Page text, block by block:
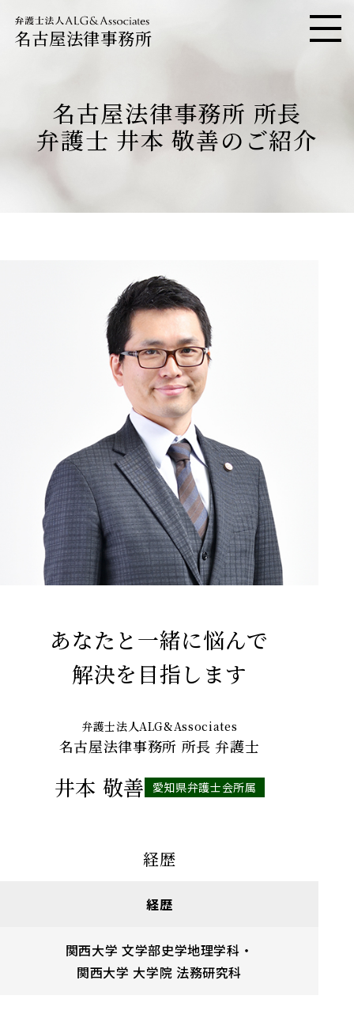
名古屋法律事務所
名古屋法律事務所 所長
弁護士 井本 敬善のご紹介
あなたと一緒に悩んで
解決を目指します
弁護士法人ALG&Associates
名古屋法律事務所 所長 弁護士
井本 敬善 愛知県弁護士会所属
経歴
経歴
関西大学 文学部史学地理学科・
関西大学 大学院 法務研究科